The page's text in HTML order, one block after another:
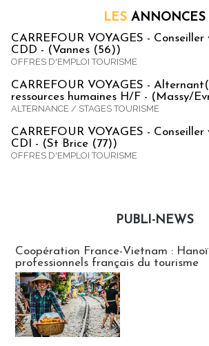
LES ANNONCES
CARREFOUR VOYAGES - Conseiller
CDD - (Vannes (56))
OFFRES D'EMPLOI TOURISME
CARREFOUR VOYAGES -
ressources humaines H/F - (Massy/
ALTERNANCE / STAGES TOURISME
CARREFOUR VOYAGES - Conseiller
CDI - (St Brice (77))
OFFRES D'EMPLOI TOURISME
PUBLI-NEWS
Coopération France-Vietnam :
professionnels français du tourisme